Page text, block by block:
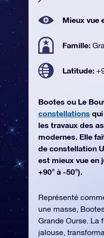
Mieux vue
Famille:
Latitude:
Bootes ou Le
constellations
les travaux des
modernes. Elle
de constellation
est mieux vue en
+90° à -50°).
Représenté
une masse,
Grande Ourse. La
jalouse,